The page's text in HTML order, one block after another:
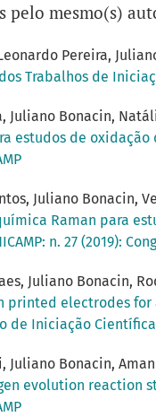
pelo mesmo(s)
Pereira,
Trabalhos de
Juliano Bonacin,
estudos de oxidação
Juliano Bonacin,
Raman para
n. 27 (2019):
Juliano Bonacin,
printed electrodes
de Iniciação Científica
Juliano Bonacin,
evolution reaction